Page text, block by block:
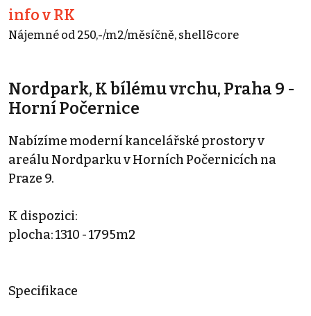
info v RK
Nájemné od 250,-/m2/měsíčně, shell&core
Nordpark, K bílému vrchu, Praha 9 -
Horní Počernice
Nabízíme moderní kancelářské prostory v
areálu Nordparku v Horních Počernicích na
Praze 9.
K dispozici:
plocha: 1310 - 1795m2
Specifikace